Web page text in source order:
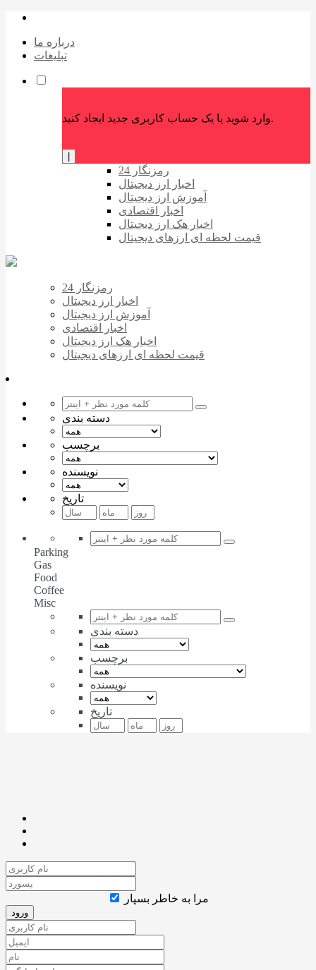
درباره ما
تبلیغات
وارد شوید یا یک حساب کاربری جدید ایجاد کنید.
رمزنگار 24
اخبار ارز دیجیتال
آموزش ارز دیجیتال
اخبار اقتصادی
اخبار هک ارز دیجیتال
قیمت لحظه ای ارزهای دیجیتال
رمزنگار 24
اخبار ارز دیجیتال
آموزش ارز دیجیتال
اخبار اقتصادی
اخبار هک ارز دیجیتال
قیمت لحظه ای ارزهای دیجیتال
دسته بندی
برچسب
نویسنده
تاریخ
Parking
Gas
Food
Coffee
Misc
دسته بندی
برچسب
نویسنده
تاریخ
مرا به خاطر بسپار